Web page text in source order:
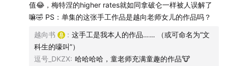
《青藏高原》案
巴依老爷案
打字机案
值😂，梅特涅的higher rates就如同拿破仑一样被人误解了
嘛🤣 PS：单集的这张手工作品是越向老师女儿的作品吗？
越向书 : 这手工是我本人的作品…… （或可命名为“文
科生的嚎叫”）
逗号_DKZX: 哈哈哈哈，童老师充满童趣的作品🐮